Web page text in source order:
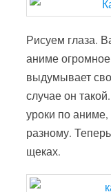
Рисуем глаза.
аниме
выдумывает
случае он
уроки по
разному.
щеках.